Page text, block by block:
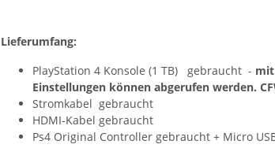
Lieferumfang:
PlayStation 4 Konsole (1 TB) gebraucht - mit
Einstellungen können abgerufen werden.
Stromkabel gebraucht
HDMI-Kabel gebraucht
Ps4 Original Controller gebraucht + Micro